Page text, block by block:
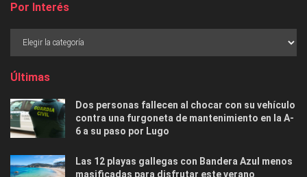
Por Interés
Últimas
Dos personas fallecen al chocar con su vehículo
contra una furgoneta de mantenimiento en la A-
6 a su paso por Lugo
Las 12 playas gallegas con Bandera Azul menos
masificadas para disfrutar este verano